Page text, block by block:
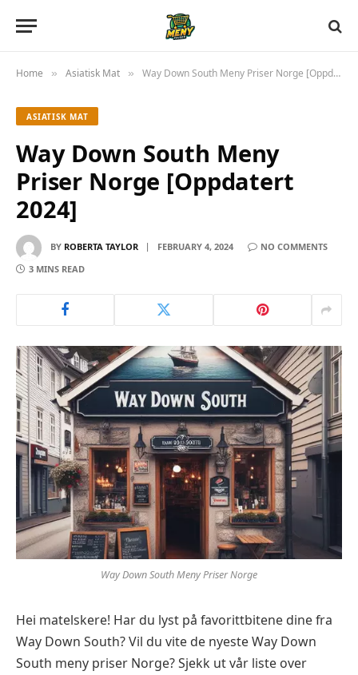
Home » Asiatisk Mat » Way Down South Meny Priser Norge [Oppdatert 2024]
ASIATISK MAT
Way Down South Meny
Priser Norge [Oppdatert
2024]
BY ROBERTA TAYLOR FEBRUARY 4, 2024
NO COMMENTS
3 MINS READ
Way Down South Meny Priser Norge
Hei matelskere! Har du lyst på favorittbitene dine fra
Way Down South? Vil du vite de nyeste Way Down
South meny priser Norge? Sjekk ut vår liste over